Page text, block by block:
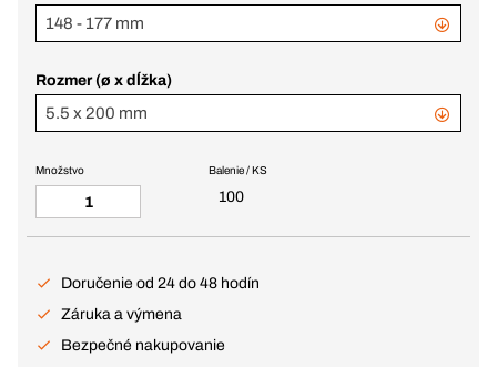
148 - 177 mm
Rozmer (ø x dĺžka)
5.5 x 200 mm
Balenie / KS
100
Množstvo
Doručenie od 24 do 48 hodín
Záruka a výmena
Bezpečné nakupovanie